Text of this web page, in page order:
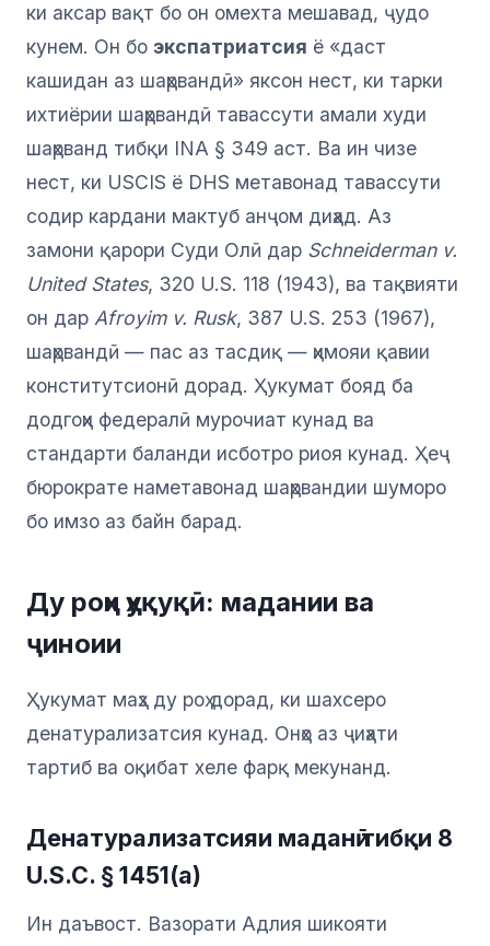
ки аксар вақт бо он омехта мешавад, ҷудо
кунем. Он бо экспатриатсия ё «даст
кашидан аз шаҳрвандӣ» яксон нест, ки тарки
ихтиёрии шаҳрвандӣ тавассути амали худи
шаҳрванд тибқи INA § 349 аст. Ва ин чизе
нест, ки USCIS ё DHS метавонад тавассути
содир кардани мактуб анҷом диҳад. Аз
замони қарори Суди Олӣ дар Schneiderman v.
United States, 320 U.S. 118 (1943), ва тақвияти
он дар Afroyim v. Rusk, 387 U.S. 253 (1967),
шаҳрвандӣ — пас аз тасдиқ — ҳимояи қавии
конститутсионӣ дорад. Ҳукумат бояд ба
додгоҳи федералӣ мурочиат кунад ва
стандарти баланди исботро риоя кунад. Ҳеҷ
бюрократе наметавонад шаҳрвандии шуморо
бо имзо аз байн барад.
Ду роҳи ҳуқуқӣ: мадании ва
ҷиноии
Ҳукумат маҳз ду роҳ дорад, ки шахсеро
денатурализатсия кунад. Онҳо аз ҷиҳати
тартиб ва оқибат хеле фарқ мекунанд.
Денатурализатсияи маданӣ тибқи 8
U.S.C. § 1451(a)
Ин даъвост. Вазорати Адлия шикояти